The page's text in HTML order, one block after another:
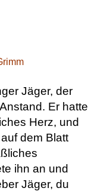
Jäger, der
Er hatte
Herz, und
dem Blatt
ihn an und
Jäger, du